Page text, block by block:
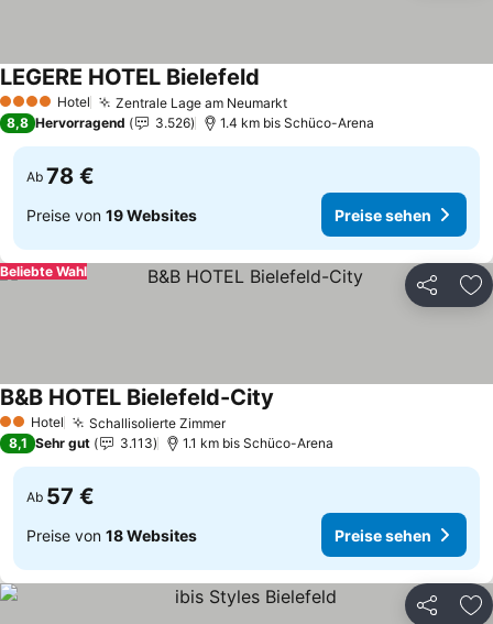
4 Sterne Hotel Zentrale Lage am Neumarkt
LEGERE HOTEL Bielefeld
8,8 Hervorragend 3.526 1.4 km bis Schüco-Arena
Ab 78 €
Preise von 19 Websites Preise sehen
Teilen
Beliebte Wahl
2 Sterne
Hotel Schallisolierte Zimmer
B&B HOTEL Bielefeld-City
8,1 Sehr gut 3.113 1.1 km bis Schüco-Arena
Ab 57 €
Preise von 18 Websites Preise sehen
Teilen